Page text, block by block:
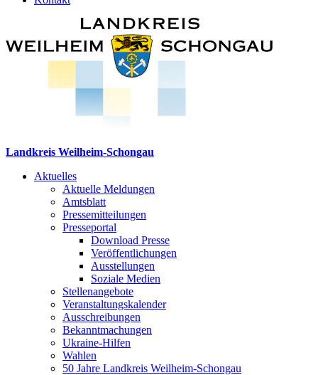
Landkreis Weilheim-Schongau
Aktuelles
Aktuelle Meldungen
Amtsblatt
Pressemitteilungen
Presseportal
Download Presse
Veröffentlichungen
Ausstellungen
Soziale Medien
Stellenangebote
Veranstaltungskalender
Ausschreibungen
Bekanntmachungen
Ukraine-Hilfen
Wahlen
50 Jahre Landkreis Weilheim-Schongau